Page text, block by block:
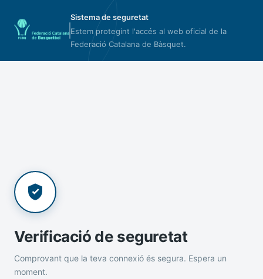
Sistema de seguretat
Estem protegint l'accés al web oficial de la
Federació Catalana de Bàsquet.
Verificació de seguretat
Comprovant que la teva connexió és segura. Espera un
moment.